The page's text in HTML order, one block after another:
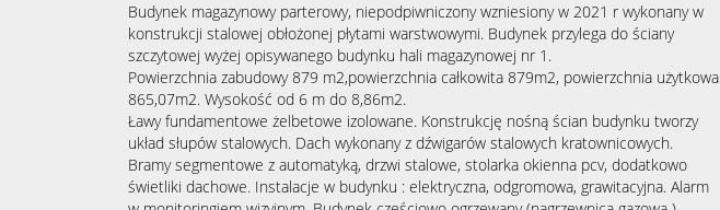
Budynek magazynowy parterowy, niepodpiwniczony wzniesiony w 2021 r wykonany w
konstrukcji stalowej obłożonej płytami warstwowymi. Budynek przylega do ściany
szczytowej wyżej opisywanego budynku hali magazynowej nr 1.
Powierzchnia zabudowy 879 m2,powierzchnia całkowita 879m2, powierzchnia użytkowa
865,07m2. Wysokość od 6 m do 8,86m2.
Ławy fundamentowe żelbetowe izolowane. Konstrukcję nośną ścian budynku tworzy
układ słupów stalowych. Dach wykonany z dźwigarów stalowych kratownicowych.
Bramy segmentowe z automatyką, drzwi stalowe, stolarka okienna pcv, dodatkowo
świetliki dachowe. Instalacje w budynku : elektryczna, odgromowa, grawitacyjna. Alarm